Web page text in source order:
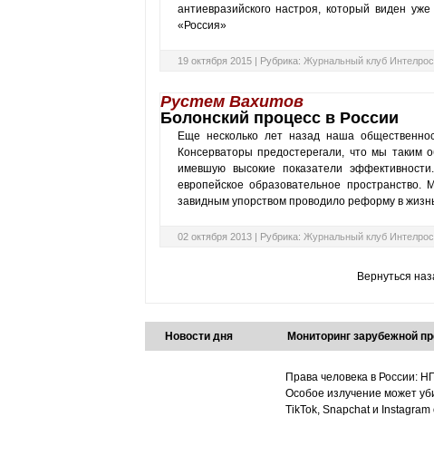
антиевразийского настроя, который виден
«Россия»
19 октября 2015 | Рубрика: Журнальный клуб Интелрос
Рустем Вахитов
Болонский процесс в России
Еще несколько лет назад наша
Консерваторы предостерегали, что мы
имевшую высокие показатели
европейское образовательное
завидным упорством проводило реформу в
02 октября 2013 | Рубрика: Журнальный клуб Интелрос
Вернуться
Новости дня Мониторинг зарубежной
Права человека в России:
Особое излучение может
TikTok, Snapchat и